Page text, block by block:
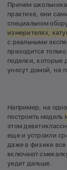
Причем
практике, они
специальном
измерителях,
с реальными
приходится
поделки, которые
унесут домой, на
Например, на
построить модель
этом
еще и устроили
даже в физике
включают
уедет дальше.